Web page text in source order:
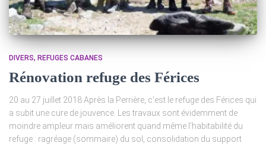
DIVERS REFUGES CABANES
Rénovation refuge des Férices
20 au 27 juillet 2018 Après la Perrière, c’est le refuge des Férices qui
a subit une cure de jouvence. Les travaux sont évidemment de
moindre ampleur mais améliorent quand même l’habitabilité du
refuge : ragréage (sommaire) du sol, consolidation du support